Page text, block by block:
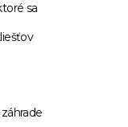
sa